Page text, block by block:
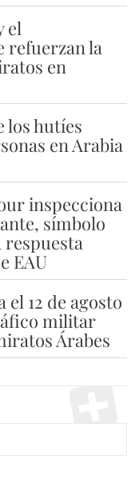
el
refuerzan la
en
los hutíes
en Arabia
inspecciona
símbolo
respuesta
EAU
el 12 de agosto
militar
Árabes